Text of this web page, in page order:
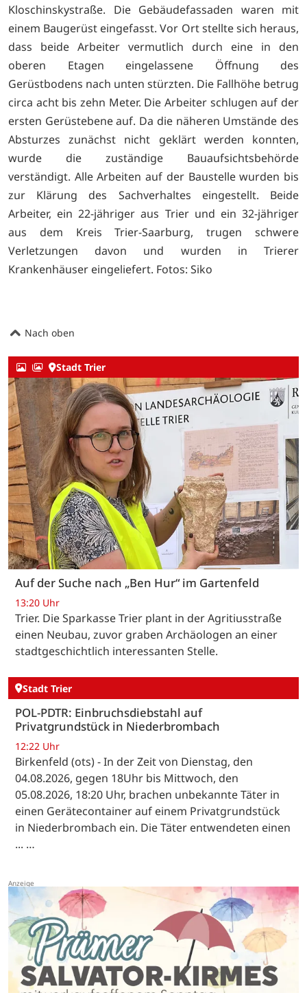
Kloschinskystraße. Die Gebäudefassaden waren mit
einem Baugerüst eingefasst. Vor Ort stellte sich heraus,
dass beide Arbeiter vermutlich durch eine in den
oberen Etagen eingelassene Öffnung des
Gerüstbodens nach unten stürzten. Die Fallhöhe betrug
circa acht bis zehn Meter. Die Arbeiter schlugen auf der
ersten Gerüstebene auf. Da die näheren Umstände des
Absturzes zunächst nicht geklärt werden konnten,
wurde die zuständige Bauaufsichtsbehörde
verständigt. Alle Arbeiten auf der Baustelle wurden bis
zur Klärung des Sachverhaltes eingestellt. Beide
Arbeiter, ein 22-jähriger aus Trier und ein 32-jähriger
aus dem Kreis Trier-Saarburg, trugen schwere
Verletzungen davon und wurden in Trierer
Krankenhäuser eingeliefert. Fotos: Siko
Nach oben
Stadt Trier
Auf der Suche nach „Ben Hur“ im Gartenfeld
13:20 Uhr
Trier. Die Sparkasse Trier plant in der Agritiusstraße
einen Neubau, zuvor graben Archäologen an einer
stadtgeschichtlich interessanten Stelle.
Stadt Trier
POL-PDTR: Einbruchsdiebstahl auf
Privatgrundstück in Niederbrombach
12:22 Uhr
Birkenfeld (ots) - In der Zeit von Dienstag, den
04.08.2026, gegen 18Uhr bis Mittwoch, den
05.08.2026, 18:20 Uhr, brachen unbekannte Täter in
einen Gerätecontainer auf einem Privatgrundstück
in Niederbrombach ein. Die Täter entwendeten einen
... …